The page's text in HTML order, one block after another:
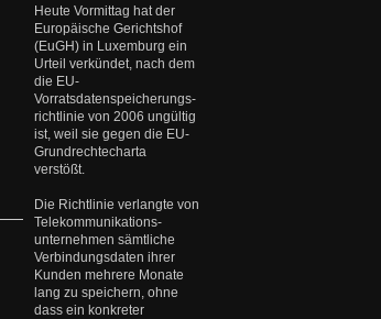
Heute Vormittag hat der
Europäische Gerichtshof
(EuGH) in Luxemburg ein
Urteil verkündet, nach dem
die EU-
Vorratsdatenspeicherungs-
richtlinie von 2006 ungültig
ist, weil sie gegen die EU-
Grundrechtecharta
verstößt.
Die Richtlinie verlangte von
Telekommunikations-
unternehmen sämtliche
Verbindungsdaten ihrer
Kunden mehrere Monate
lang zu speichern, ohne
dass ein konkreter